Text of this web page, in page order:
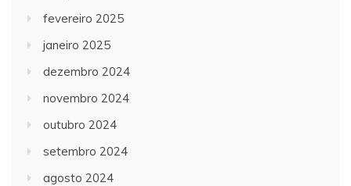
fevereiro 2025
janeiro 2025
dezembro 2024
novembro 2024
outubro 2024
setembro 2024
agosto 2024